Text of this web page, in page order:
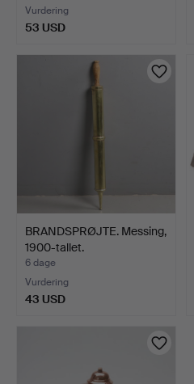
Vurdering
53 USD
BRANDSPRØJTE. Messing,
1900-tallet.
6 dage
Vurdering
43 USD